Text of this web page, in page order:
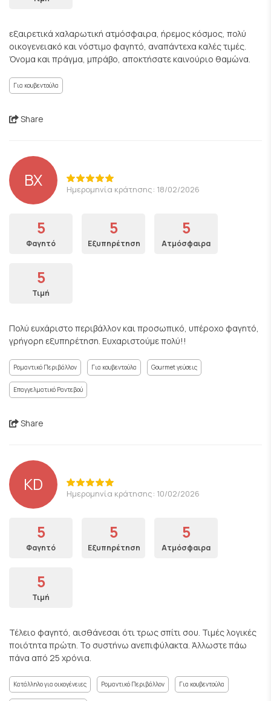
εξαιρετικά χαλαρωτική ατμόσφαιρα, ήρεμος κόσμος, πολύ
οικογενειακό και νόστιμο φαγητό, αναπάντεχα καλές τιμές.
Όνομα και πράγμα, μπράβο, αποκτήσατε καινούριο θαμώνα.
Για κουβεντούλα
Share
ΒΧ Ημερομηνία κράτησης: 18/02/2026
5
Φαγητό
5
Εξυπηρέτηση
5
Ατμόσφαιρα
5
Τιμή
Πολύ ευχάριστο περιβάλλον και προσωπικό, υπέροχο φαγητό,
γρήγορη εξυπηρέτηση. Ευχαριστούμε πολύ!!
Ρομαντικό Περιβάλλον Για κουβεντούλα Gourmet γεύσεις
Επαγγελματικό Ραντεβού
Share
KD Ημερομηνία κράτησης: 10/02/2026
5
Φαγητό
5
Εξυπηρέτηση
5
Ατμόσφαιρα
5
Τιμή
Τέλειο φαγητό, αισθάνεσαι ότι τρως σπίτι σου. Τιμές λογικές
ποιότητα πρώτη. Το συστήνω ανεπιφύλακτα. Άλλωστε πάω
πάνα από 25 χρόνια.
Κατάλληλο για οικογένειες Ρομαντικό Περιβάλλον Για κουβεντούλα